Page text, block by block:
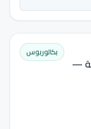
—
بكالوريوس